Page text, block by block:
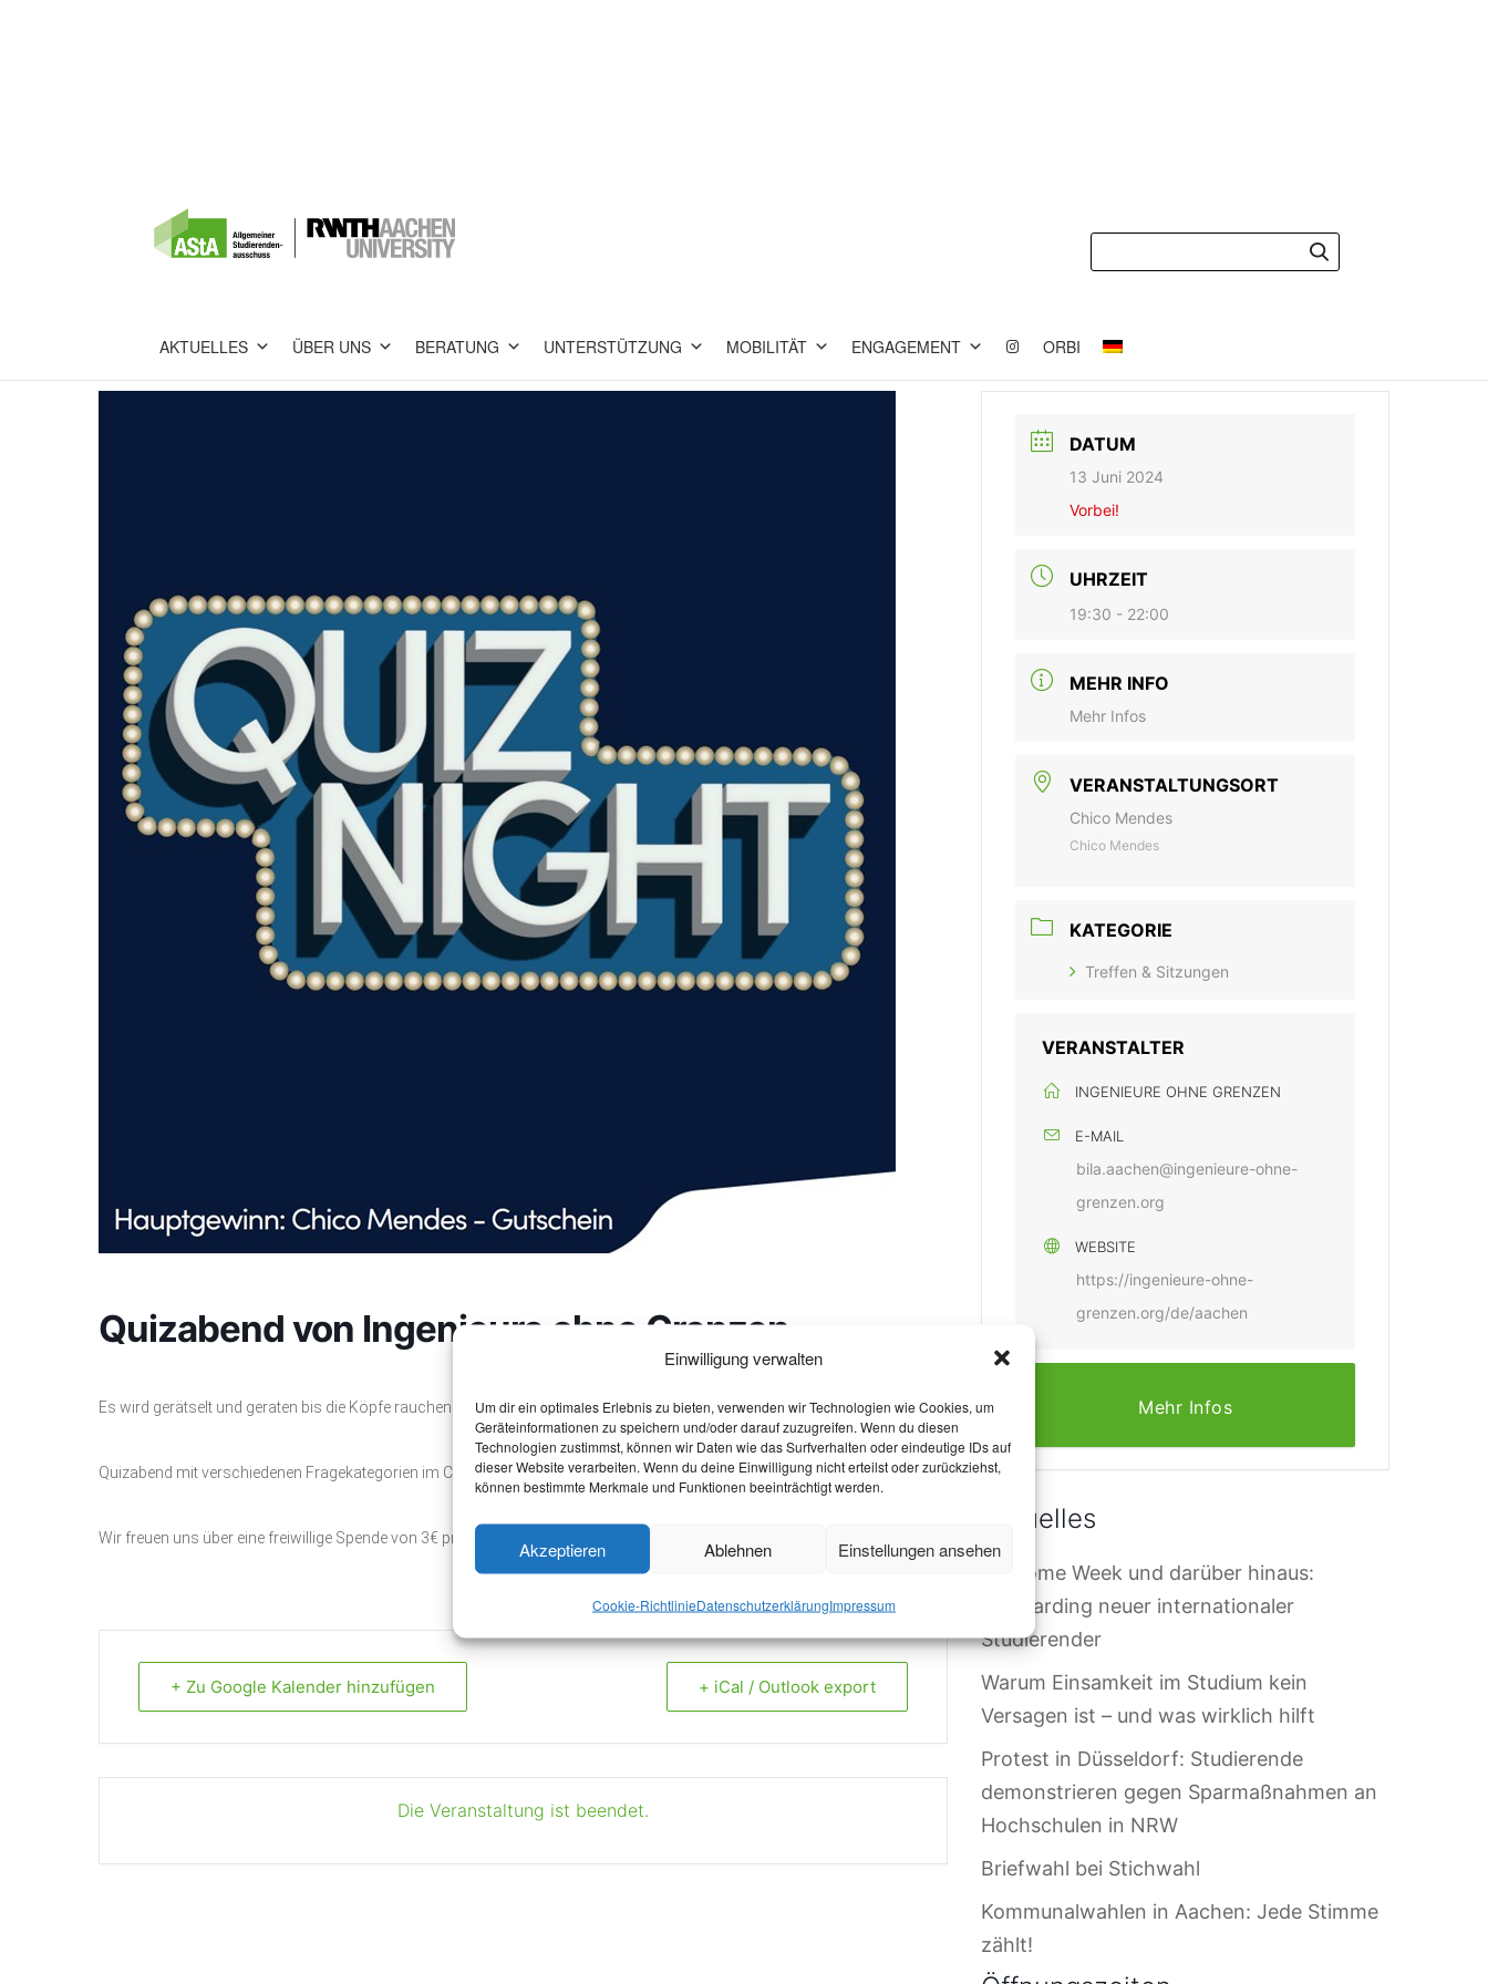
Einwilligung verwalten
Um dir ein optimales Erlebnis zu bieten, verwenden wir Technologien wie Cookies, um
Geräteinformationen zu speichern und/oder darauf zuzugreifen. Wenn du diesen
Technologien zustimmst, können wir Daten wie das Surfverhalten oder eindeutige IDs auf
dieser Website verarbeiten. Wenn du deine Einwilligung nicht erteilst oder zurückziehst,
können bestimmte Merkmale und Funktionen beeinträchtigt werden.
Akzeptieren Ablehnen Einstellungen ansehen
Cookie-RichtlinieDatenschutzerklärungImpressum
AKTUELLES ÜBER UNS BERATUNG UNTERSTÜTZUNG MOBILITÄT ENGAGEMENT ORBI
Quizabend von Ingenieure ohne Grenzen
Es wird gerätselt und geraten bis die Köpfe rauchen!
Quizabend mit verschiedenen Fragekategorien im Chico Mendes. Gespielt wird in Temas mit 2-6 Teilnehmende.
Wir freuen uns über eine freiwillige Spende von 3€ pro Person für den guten Zweck
+ Zu Google Kalender hinzufügen + iCal / Outlook export
Die Veranstaltung ist beendet.
DATUM
13 Juni 2024
Vorbei!
UHRZEIT
19:30 - 22:00
MEHR INFO
Mehr Infos
VERANSTALTUNGSORT
Chico Mendes
Chico Mendes
KATEGORIE
Treffen & Sitzungen
VERANSTALTER
INGENIEURE OHNE GRENZEN
E-MAIL
bila.aachen@ingenieure-ohne-
grenzen.org
WEBSITE
https://ingenieure-ohne-
grenzen.org/de/aachen
Mehr Infos
Aktuelles
Welcome Week und darüber hinaus:
Onboarding neuer internationaler
Studierender
Warum Einsamkeit im Studium kein
Versagen ist – und was wirklich hilft
Protest in Düsseldorf: Studierende
demonstrieren gegen Sparmaßnahmen an
Hochschulen in NRW
Briefwahl bei Stichwahl
Kommunalwahlen in Aachen: Jede Stimme
zählt!